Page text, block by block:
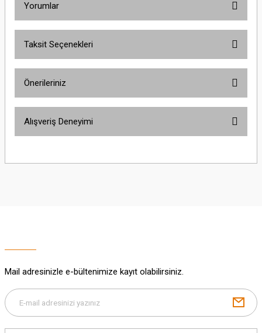
Yorumlar
Taksit Seçenekleri
Önerileriniz
yetersiz gördüğünüz noktaları öneri formunu kullanarak tarafımıza
Gönder
Alışveriş Deneyimi
Mail adresinizle e-bültenimize kayıt olabilirsiniz.